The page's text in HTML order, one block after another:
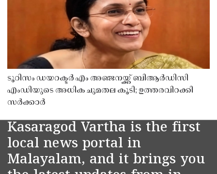
ടൂറിസം ഡയറക്ടർ എം അഞ്ജനയ്ക്ക് ബിആർഡിസി
എംഡിയുടെ അധിക ചുമതല കൂടി; ഉത്തരവിറക്കി
സർക്കാർ
Kasaragod Vartha is the first
local news portal in
Malayalam, and it brings you